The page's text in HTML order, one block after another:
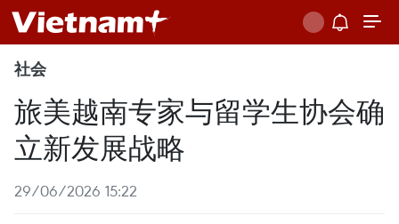
社会
旅美越南专家与留学生协会确
立新发展战略
29/06/2026 15:22